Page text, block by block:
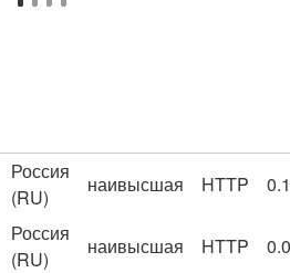
Россия
(RU)
наивысшая HTTP
Россия
(RU)
наивысшая HTTP